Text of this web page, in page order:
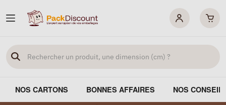
NOS CARTONS BONNES AFFAIRES NOS